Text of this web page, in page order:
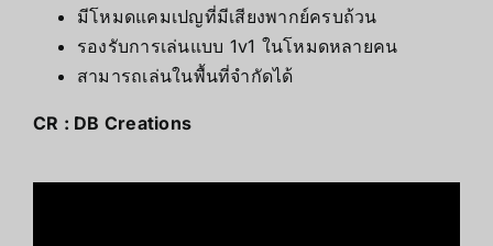
มีโหมดแคมเปญที่มีเสียงพากย์ครบถ้วน
รองรับการเล่นแบบ 1v1 ในโหมดหลายคน
สามารถเล่นในพื้นที่จำกัดได้
CR : DB Creations